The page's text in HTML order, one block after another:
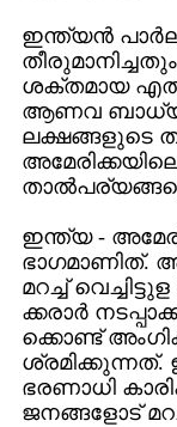
ഇന്ത്യന്‍
ശക്തമായ
ആണവ
ലക്ഷങ്ങളുടെ
ഇന്ത്യ -
ഭാഗമാണിത്.
മറച്ച്
ക്കരാര്‍
ക്കൊണ്ട്
ഭരണാധി
ജനങ്ങളോട്